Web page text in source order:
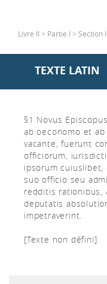
Livre II > Partie I > Section
TEXTE LATIN
§1 Novus
ab oeconomo et
vacante, fuerunt
officiorum,
ipsorum
suo officio seu
redditis rationibus,
deputatis
impetraverint.
[Texte non défini]